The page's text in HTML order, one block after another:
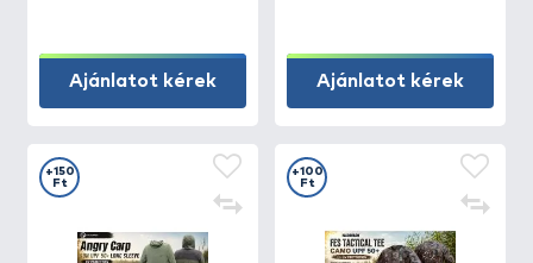
Ajánlatot kérek Ajánlatot kérek
+150
Ft
+100
Ft